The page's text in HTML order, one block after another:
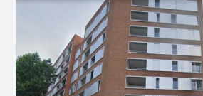
CARRIÈRES
ACTUALITÉS